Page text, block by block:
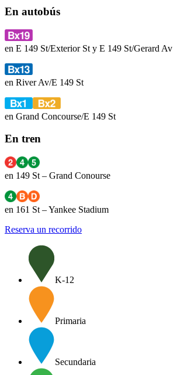
En autobús
en E 149 St/Exterior St y E 149 St/Gerard Av
en River Av/E 149 St
en Grand Concourse/E 149 St
En tren
en 149 St – Grand Conourse
en 161 St – Yankee Stadium
Reserva un recorrido
K-12
Primaria
Secundaria